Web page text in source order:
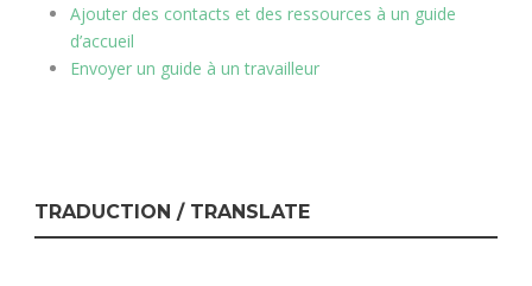
Ajouter des contacts et des ressources à un guide
d’accueil
Envoyer un guide à un travailleur
TRADUCTION / TRANSLATE